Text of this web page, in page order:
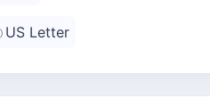
US Letter